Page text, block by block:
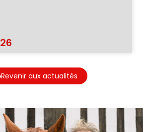
Revenir aux actualités